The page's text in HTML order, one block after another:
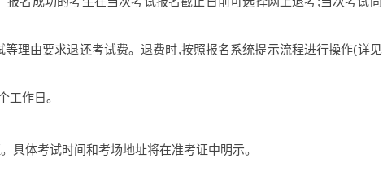
理由要求退还考试费。退费时,按照报名系统提示流程进行操作(详见
工作日。
具体考试时间和考场地址将在准考证中明示。